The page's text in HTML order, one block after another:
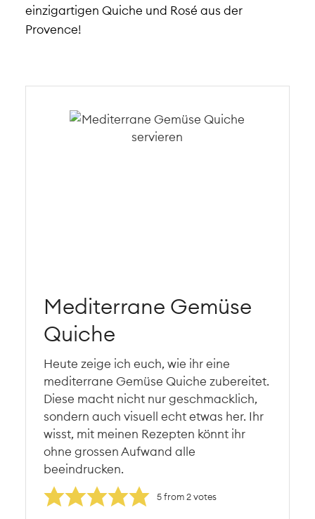
einzigartigen Quiche und Rosé aus der
Provence!
Mediterrane Gemüse
Quiche
Heute zeige ich euch, wie ihr eine
mediterrane Gemüse Quiche zubereitet.
Diese macht nicht nur geschmacklich,
sondern auch visuell echt etwas her. Ihr
wisst, mit meinen Rezepten könnt ihr
ohne grossen Aufwand alle
beeindrucken.
5from2votes